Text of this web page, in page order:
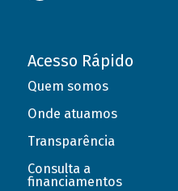
Acesso Rápido
Quem somos
Onde atuamos
Transparência
Consulta a
financiamentos